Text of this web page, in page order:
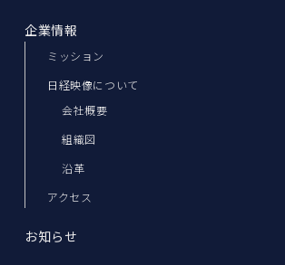
企業情報
ミッション
日経映像について
会社概要
組織図
沿革
アクセス
お知らせ